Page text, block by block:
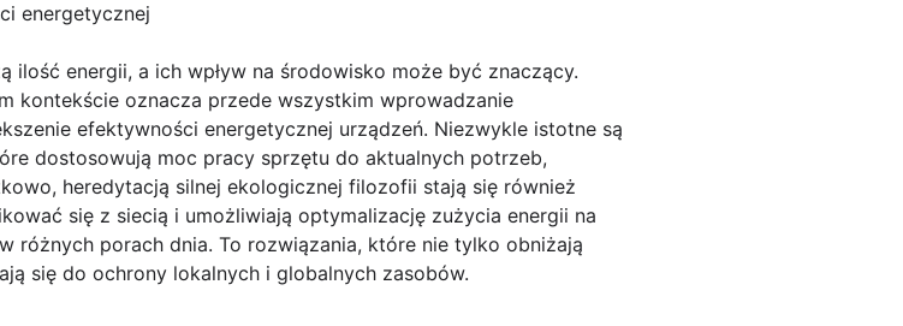
energetycznej
ilość energii, a ich wpływ na środowisko może być znaczący.
kontekście oznacza przede wszystkim wprowadzanie
efektywności energetycznej urządzeń. Niezwykle istotne są
dostosowują moc pracy sprzętu do aktualnych potrzeb,
heredytacją silnej ekologicznej filozofii stają się również
się z siecią i umożliwiają optymalizację zużycia energii na
różnych porach dnia. To rozwiązania, które nie tylko obniżają
się do ochrony lokalnych i globalnych zasobów.